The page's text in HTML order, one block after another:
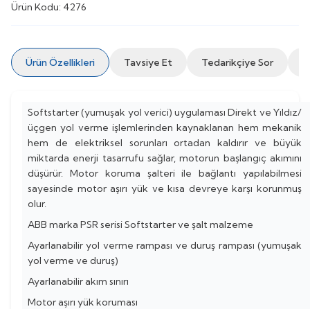
Ürün Kodu: 4276
Ürün Özellikleri Tavsiye Et Tedarikçiye Sor
Softstarter (yumuşak yol verici) uygulaması Direkt ve Yıldız/
üçgen yol verme işlemlerinden kaynaklanan hem mekanik
hem de elektriksel sorunları ortadan kaldırır ve büyük
miktarda enerji tasarrufu sağlar, motorun başlangıç akımını
düşürür. Motor koruma şalteri ile bağlantı yapılabilmesi
sayesinde motor aşırı yük ve kısa devreye karşı korunmuş
olur.
ABB marka PSR serisi Softstarter ve şalt malzeme
Ayarlanabilir yol verme rampası ve duruş rampası (yumuşak
yol verme ve duruş)
Ayarlanabilir akım sınırı
Motor aşırı yük koruması